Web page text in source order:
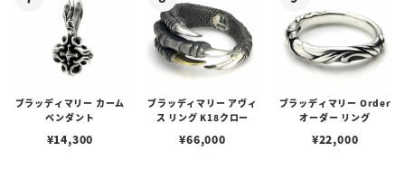
ブラッディマリー カーム
ペンダント
¥14,300
ブラッディマリー アヴィ
ス リング K18クロー
¥66,000
ブラッディマリー Order
オーダー リング
¥22,000